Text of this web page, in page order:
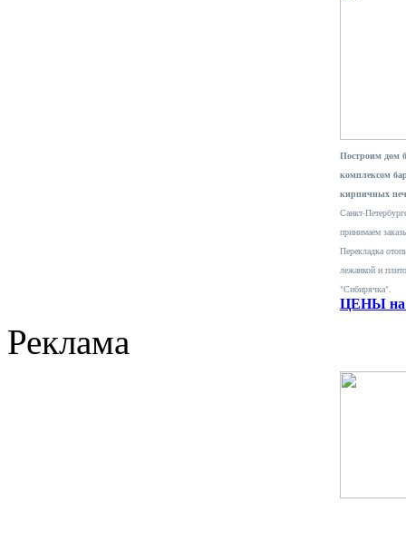
Построим дом
комплексом
кирпичных
Санкт-
принимаем
Перекладка
лежанкой и
"Сибирячка".
ЦЕНЫ на
Реклама